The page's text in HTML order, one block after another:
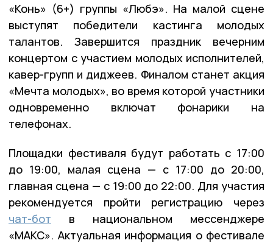
«Конь» (6+) группы «Любэ». На малой сцене
выступят победители кастинга молодых
талантов. Завершится праздник вечерним
концертом с участием молодых исполнителей,
кавер-групп и диджеев. Финалом станет акция
«Мечта молодых», во время которой участники
одновременно включат фонарики на
телефонах.
Площадки фестиваля будут работать с 17:00
до 19:00, малая сцена — с 17:00 до 20:00,
главная сцена — с 19:00 до 22:00. Для участия
рекомендуется пройти регистрацию через
чат-бот в национальном мессенджере
«МАКС». Актуальная информация о фестивале